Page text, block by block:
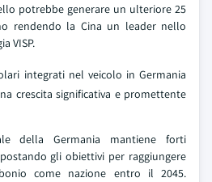
potrebbe generare un ulteriore 25
rendendo la Cina un leader nello
VISP.
integrati nel veicolo in Germania
crescita significativa e promettente
della Germania mantiene forti
gli obiettivi per raggiungere
come nazione entro il 2045.